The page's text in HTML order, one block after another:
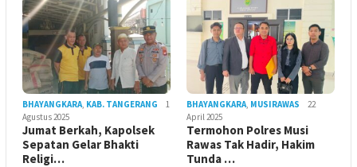
BHAYANGKARA, KAB. TANGERANG
1
Agustus 2025
Jumat Berkah, Kapolsek
Sepatan Gelar Bhakti
Religi…
BHAYANGKARA, MUSIRAWAS
22
April 2025
Termohon Polres Musi
Rawas Tak Hadir, Hakim
Tunda …